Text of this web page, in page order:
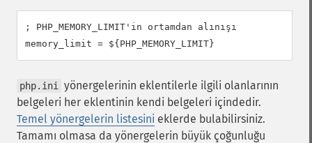
; PHP_MEMORY_LIMIT'in ortamdan alınışı
memory_limit = ${PHP_MEMORY_LIMIT}
php.ini
yönergelerinin eklentilerle ilgili olanlarının
belgeleri her eklentinin kendi belgeleri içindedir.
Temel yönergelerin listesini eklerde bulabilirsiniz.
Tamamı olmasa da yönergelerin büyük çoğunluğu